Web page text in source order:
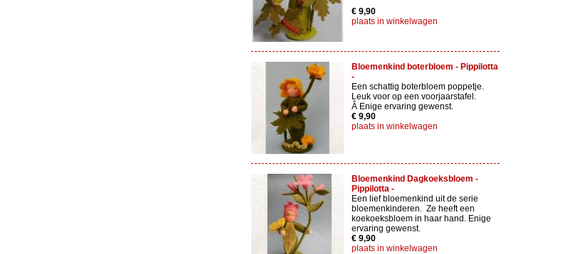
€ 9,90
plaats in winkelwagen
Bloemenkind boterbloem - Pippilotta
-
Een schattig boterbloem poppetje.
Leuk voor op een voorjaarstafel.
Â Enige ervaring gewenst.
€ 9,90
plaats in winkelwagen
Bloemenkind Dagkoeksbloem -
Pippilotta -
Een lief bloemenkind uit de serie
bloemenkinderen. Ze heeft een
koekoeksbloem in haar hand. Enige
ervaring gewenst.
€ 9,90
plaats in winkelwagen